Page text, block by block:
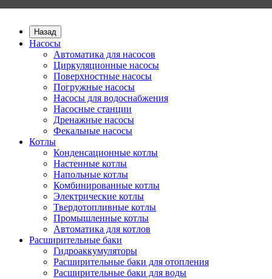
Назад
Насосы
Автоматика для насосов
Циркуляционные насосы
Поверхностные насосы
Погружные насосы
Насосы для водоснабжения
Насосные станции
Дренажные насосы
Фекальные насосы
Котлы
Конденсационные котлы
Настенные котлы
Напольные котлы
Комбинированные котлы
Электрические котлы
Твердотопливные котлы
Промышленные котлы
Автоматика для котлов
Расширительные баки
Гидроаккумуляторы
Расширительные баки для отопления
Расширительные баки для воды